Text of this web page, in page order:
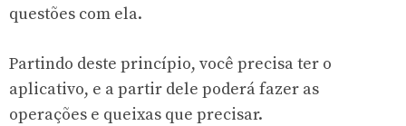
questões com ela.
Partindo deste princípio, você precisa ter o
aplicativo, e a partir dele poderá fazer as
operações e queixas que precisar.